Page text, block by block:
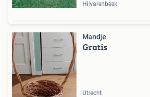
Hilvarenbeek
Mandje
Gratis
Utrecht